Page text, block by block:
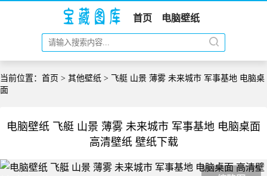
首页 电脑壁纸
当前位置： 首页 > 其他壁纸 > 飞艇 山景 薄雾 未来城市 军事基地 电脑桌
面
电脑壁纸 飞艇 山景 薄雾 未来城市 军事基地 电脑桌面
高清壁纸 壁纸下载